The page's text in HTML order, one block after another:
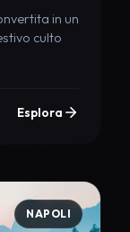
in un
culto
Esplora
NAPOLI